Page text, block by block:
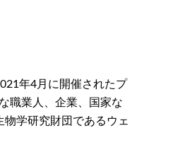
年4月に開催されたプ
職業人、企業、国家な
学研究財団であるウェ